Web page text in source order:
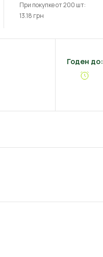
При покупке от 200 шт:
13.18 грн
Годен до: